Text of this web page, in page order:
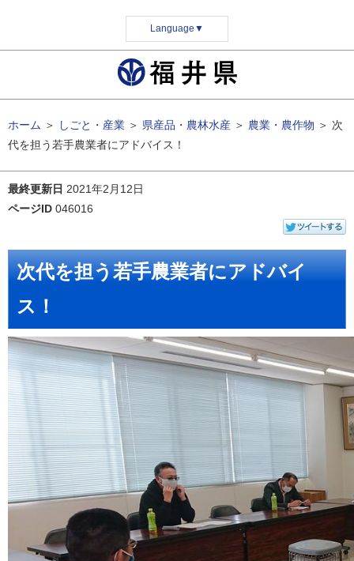
Language ▼
ホーム ＞ しごと・産業 ＞ 県産品・農林水産 ＞ 農業・農作物 ＞ 次
代を担う若手農業者にアドバイス！
最終更新日 2021年2月12日
ページID 046016
次代を担う若手農業者にアドバイ
ス！